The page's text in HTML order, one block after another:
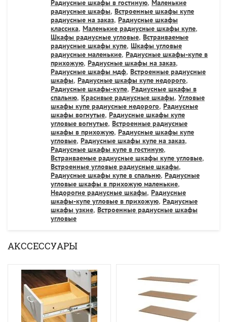
Радиусные шкафы в гостиную, Маленькие
радиусные шкафы, Встроенные шкафы купе
радиусные на заказ, Радиусные шкафы
классика, Маленькие радиусные шкафы купе,
Шкафы радиусные угловые, Встраиваемые
радиусные шкафы купе, Шкафы угловые
радиусные маленькие, Радиусные шкафы-купе в
прихожую, Радиусные шкафы на заказ,
Радиусные шкафы мдф, Встроенные радиусные
шкафы, Радиусные шкафы купе недорого,
Радиусные шкафы-купе, Радиусные шкафы в
спальню, Красивые радиусные шкафы, Угловые
шкафы купе радиусные недорого, Радиусные
шкафы вогнутые, Радиусные шкафы купе
угловые вогнутые, Встроенные радиусные
шкафы в прихожую, Радиусные шкафы купе
угловые, Радиусные шкафы купе на заказ,
Радиусные шкафы купе в гостиную,
Встраиваемые радиусные шкафы купе угловые,
Встроенные угловые радиусные шкафы,
Радиусные шкафы купе в спальню, Радиусные
угловые шкафы в прихожую маленькие,
Недорогие радиусные шкафы, Радиусные
шкафы-купе угловые в прихожую, Радиусные
шкафы узкие, Встроенные радиусные шкафы
угловые
АКССЕССУАРЫ